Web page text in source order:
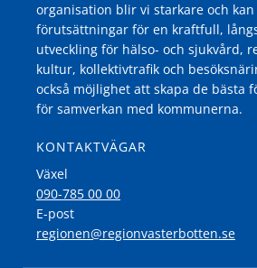
organisation blir vi starkare och
förutsättningar för en kraftfull,
utveckling för hälso- och sjukvård,
kultur, kollektivtrafik och
också möjlighet att skapa de bästa
för samverkan med kommunerna.
KONTAKTVÄGAR
Växel
090-785 00 00
E-post
regionen@regionvasterbotten.se